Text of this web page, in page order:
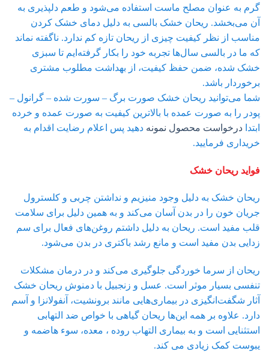
گرم به عنوان مصلح ماست استفاده می‌شود و طعم دلپذیری به
آن می‌بخشد. ریحان خشک بالسی به دلیل دمای خشک کردن
مناسب از نظر کیفیت چیزی از ریحان تازه کم ندارد. ناگفته نماند
که ما در بالسی سال‌ها تجربه خود را بکار گرفته‌ایم تا سبزی
خشک شده، ضمن حفظ کیفیت، از بهداشت مطلوب مشتری
برخوردار باشد.
شما می‌توانید ریحان خشک صورت برگ – سورت شده – گرانول –
پودر را به صورت عمده با بالاترین کیفیت به صورت عمده و خرده
ابتدا درخواست محصول نمونه دهید پس اعلام رضایت اقدام به
خریداری فرمایید.
فواید ریحان خشک
ریحان خشک به دلیل وجود منیزیم و نداشتن چربی و کلسترول
جریان خون را در بدن آسان می‌کند و به همین دلیل برای سلامت
قلب مفید است. ریحان به دلیل داشتم روغن‌های فعال برای سم
زدایی بدن مفید است و مانع رشد باکتری در بدن می‌شود.
ریحان از سرما خوردگی جلوگیری می‌کند و در درمان مشکلات
تنفسی بسیار موثر است. عسل و زنجبیل با دمنوش ریحان خشک
آثار شگفت‌انگیزی در بیماری‌هایی مانند برونشیت، آنفولانزا و آسم
دارد. علاوه بر همه این‌ها ریحان گیاهی با خواص ضد التهابی
استثنایی است و به بیماری التهاب روده ، معده، سوء هاضمه و
یبوست کمک زیادی می کند.